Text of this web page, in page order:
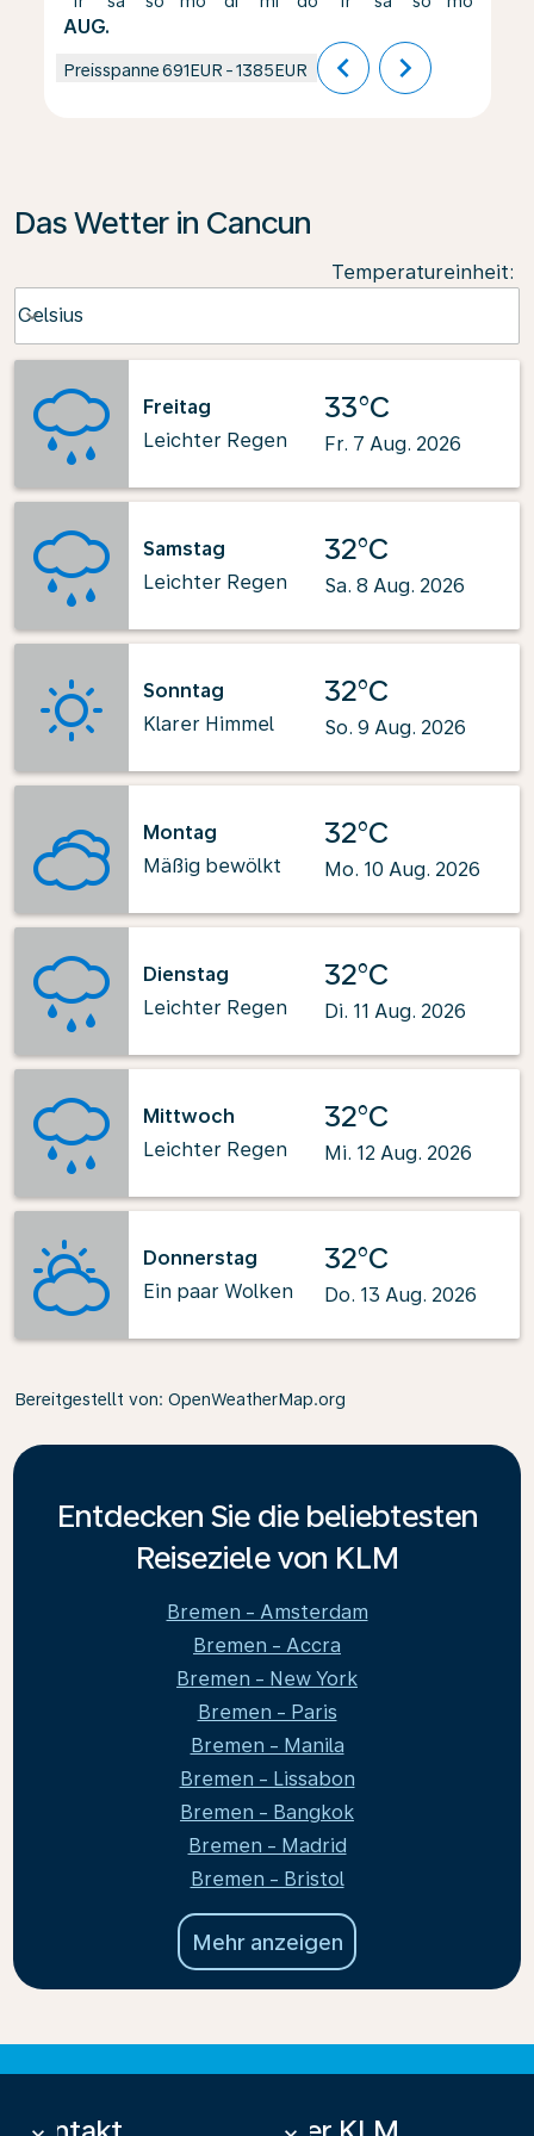
AUG.
Preisspanne691EUR -1385EUR chevron_left chevron_right
Das Wetter in Cancun
Temperatureinheit:
Celsius
keyboard_arrow_down
Freitag
Leichter Regen
33°C
Fr. 7 Aug. 2026
Samstag
Leichter Regen
32°C
Sa. 8 Aug. 2026
Sonntag
Klarer Himmel
32°C
So. 9 Aug. 2026
Montag
Mäßig bewölkt
32°C
Mo. 10 Aug. 2026
Dienstag
Leichter Regen
32°C
Di. 11 Aug. 2026
Mittwoch
Leichter Regen
32°C
Mi. 12 Aug. 2026
Donnerstag
Ein paar Wolken
32°C
Do. 13 Aug. 2026
Bereitgestellt von: OpenWeatherMap.org
Entdecken Sie die beliebtesten
Reiseziele von KLM
Bremen - Amsterdam
Bremen - Accra
Bremen - New York
Bremen - Paris
Bremen - Manila
Bremen - Lissabon
Bremen - Bangkok
Bremen - Madrid
Bremen - Bristol
Mehr anzeigen